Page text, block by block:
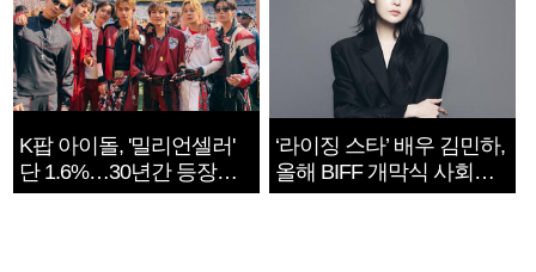
K팝 아이돌, '밀리언셀러'
단 1.6%…30년간 등장
1182개팀 전수조사
‘라이징 스타’ 배우 김민하,
올해 BIFF 개막식 사회자
확정